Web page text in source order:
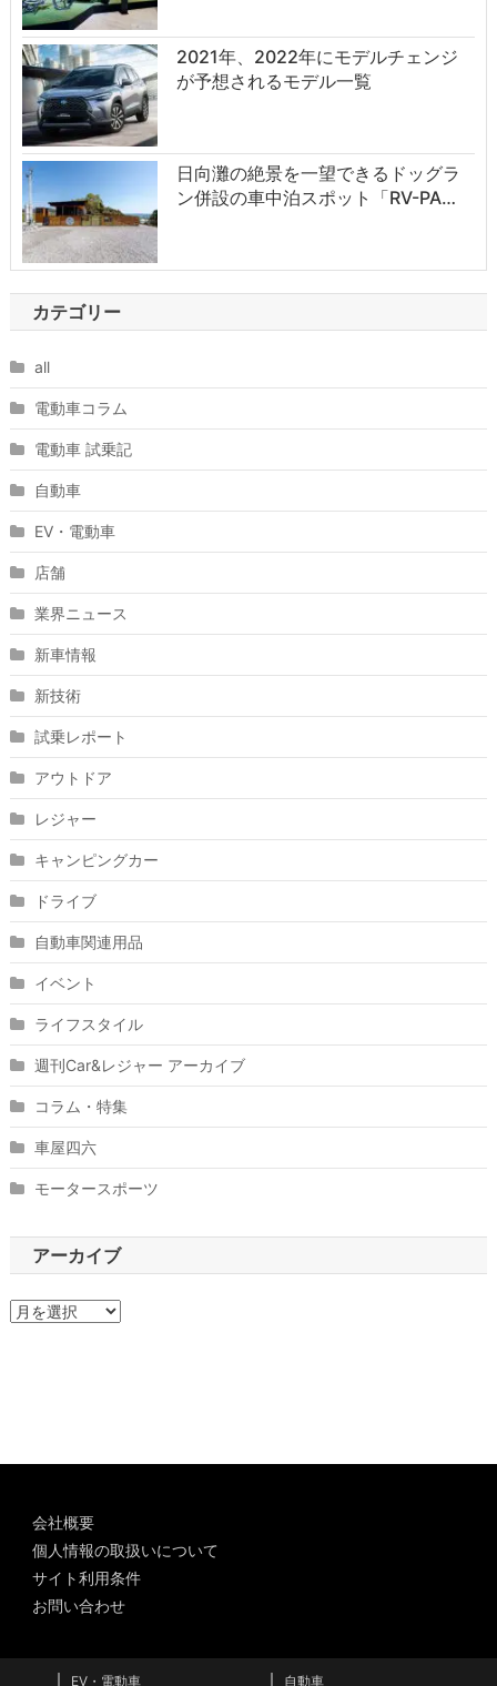
2021年、2022年にモデルチェンジ
が予想されるモデル一覧
日向灘の絶景を一望できるドッグラ
ン併設の車中泊スポット「RV-PA…
カテゴリー
all
電動車コラム
電動車 試乗記
自動車
EV・電動車
店舗
業界ニュース
新車情報
新技術
試乗レポート
アウトドア
レジャー
キャンピングカー
ドライブ
自動車関連用品
イベント
ライフスタイル
週刊Car&レジャー アーカイブ
コラム・特集
車屋四六
モータースポーツ
アーカイブ
ア
会社概要
個人情報の取扱いについて
サイト利用条件
お問い合わせ
EV・電動車 自動車